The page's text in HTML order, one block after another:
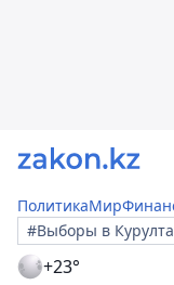
ПолитикаМир
#Выборы в
+23°